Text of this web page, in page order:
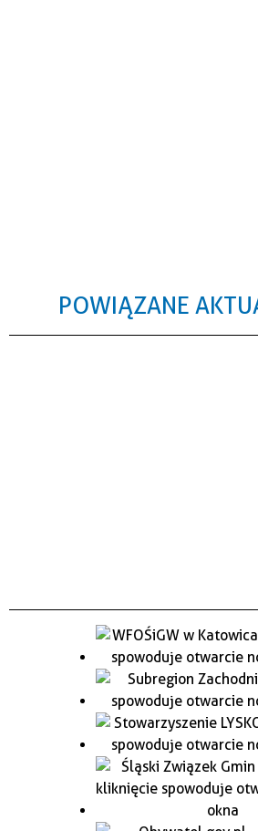
POWIĄZANE